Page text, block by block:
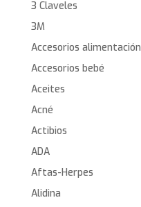
3 Claveles
3M
Accesorios alimentación
Accesorios bebé
Aceites
Acné
Actibios
ADA
Aftas-Herpes
Alidina